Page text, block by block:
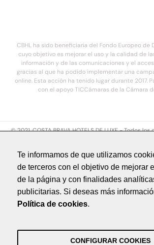
CBHL ha sido beneficiaria del Fondo Europeo de
cuyo objetivo es mejorar el uso y la calidad de
información y de las comunicaciones y el
gracias al que ha podido implementar una
online. Esta acción ha tenido lugar durante 2017.
con el apoyo TICCámaras de la Cámara
© 2021. COSTA BRAVA HOTELS DE LUXE - Todos
Aviso legal
Política de privacidad
Política de cookies
by NEORG
Política de cookies
Te informamos de que utilizamos
de terceros con el objetivo de mejorar
de la página y con finalidades
publicitarias. Si deseas más
Política de cookies.
CONFIGURAR COOKIES